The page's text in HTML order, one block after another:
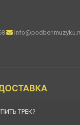
ТРЕК?